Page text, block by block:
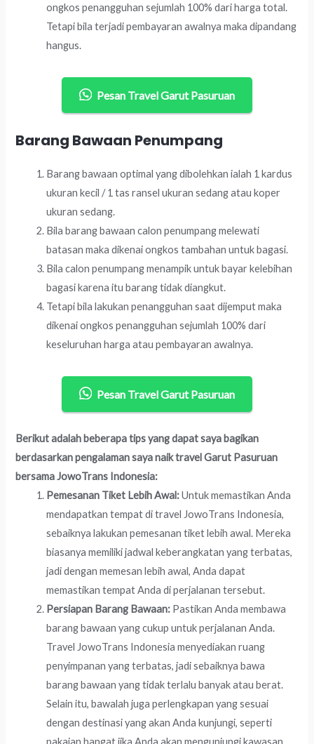
ongkos penangguhan sejumlah 100% dari harga total.
Tetapi bila terjadi pembayaran awalnya maka dipandang
hangus.
Pesan Travel Garut Pasuruan
Barang Bawaan Penumpang
Barang bawaan optimal yang dibolehkan ialah 1 kardus
ukuran kecil / 1 tas ransel ukuran sedang atau koper
ukuran sedang.
Bila barang bawaan calon penumpang melewati
batasan maka dikenai ongkos tambahan untuk bagasi.
Bila calon penumpang menampik untuk bayar kelebihan
bagasi karena itu barang tidak diangkut.
Tetapi bila lakukan penangguhan saat dijemput maka
dikenai ongkos penangguhan sejumlah 100% dari
keseluruhan harga atau pembayaran awalnya.
Pesan Travel Garut Pasuruan
Berikut adalah beberapa tips yang dapat saya bagikan
berdasarkan pengalaman saya naik travel Garut Pasuruan
bersama JowoTrans Indonesia:
Pemesanan Tiket Lebih Awal:Untuk memastikan Anda
mendapatkan tempat di travel JowoTrans Indonesia,
sebaiknya lakukan pemesanan tiket lebih awal. Mereka
biasanya memiliki jadwal keberangkatan yang terbatas,
jadi dengan memesan lebih awal, Anda dapat
memastikan tempat Anda di perjalanan tersebut.
Persiapan Barang Bawaan: Pastikan Anda membawa
barang bawaan yang cukup untuk perjalanan Anda.
Travel JowoTrans Indonesia menyediakan ruang
penyimpanan yang terbatas, jadi sebaiknya bawa
barang bawaan yang tidak terlalu banyak atau berat.
Selain itu, bawalah juga perlengkapan yang sesuai
dengan destinasi yang akan Anda kunjungi, seperti